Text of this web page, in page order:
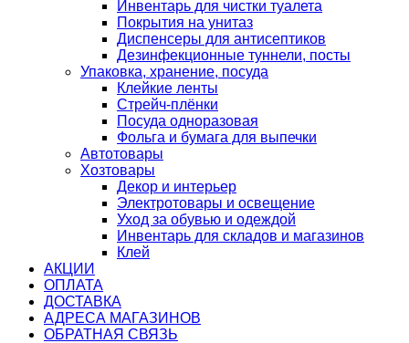
Инвентарь для чистки туалета
Покрытия на унитаз
Диспенсеры для антисептиков
Дезинфекционные туннели, посты
Упаковка, хранение, посуда
Клейкие ленты
Стрейч-плёнки
Посуда одноразовая
Фольга и бумага для выпечки
Автотовары
Хозтовары
Декор и интерьер
Электротовары и освещение
Уход за обувью и одеждой
Инвентарь для складов и магазинов
Клей
АКЦИИ
ОПЛАТА
ДОСТАВКА
АДРЕСА МАГАЗИНОВ
ОБРАТНАЯ СВЯЗЬ